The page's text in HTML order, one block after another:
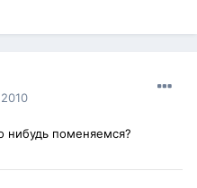
нибудь поменяемся?